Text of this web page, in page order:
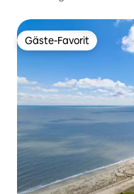
Gäste-Favorit
Gäste-Favorit